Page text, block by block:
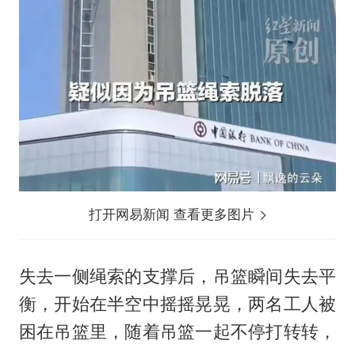
打开网易新闻 查看更多图片
失去一侧绳索的支撑后，吊篮瞬间失去平
衡，开始在半空中摇摇晃晃，两名工人被
困在吊篮里，随着吊篮一起不停打转转，